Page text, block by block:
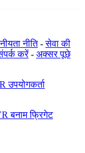
नीति-सेवा की
करें- अक्सर पूछे
उपयोगकर्ता
बनाम फ्रिगेट